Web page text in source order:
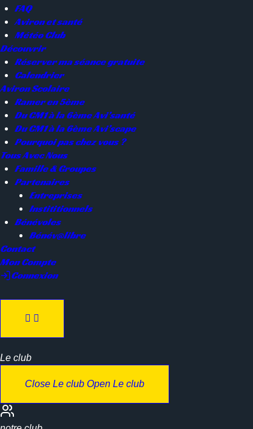
FAQ
Aviron et santé
Météo Club
Découvrir
Réserver ma séance gratuite
Calendrier
Aviron Scolaire
Ramer en 5ème
Du CM1 à la 6ème Avi’santé
Du CM1 à la 6ème Avi’scape
Pourquoi pas chez vous ?
Tous Avec Nous
Famille & Groupes
Partenaires
Entreprises
Instititionnels
Bénévoles
Bénév@libre
Contact
Mon Compte
Connexion
Le club
Close Le club Open Le club